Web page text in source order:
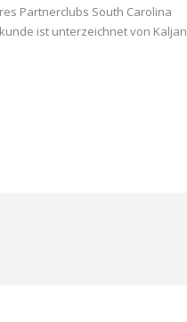
Partnerclubs South Carolina
ist unterzeichnet von Kaljan